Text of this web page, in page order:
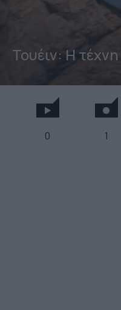
Τουέιν: Η τέχνη
0 1